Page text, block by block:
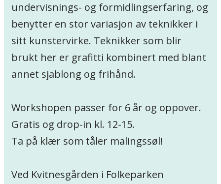
undervisnings- og formidlingserfaring, og
benytter en stor variasjon av teknikker i
sitt kunstervirke. Teknikker som blir
brukt her er grafitti kombinert med blant
annet sjablong og frihånd.
Workshopen passer for 6 år og oppover.
Gratis og drop-in kl. 12-15.
Ta på klær som tåler malingssøl!
Ved Kvitnesgården i Folkeparken